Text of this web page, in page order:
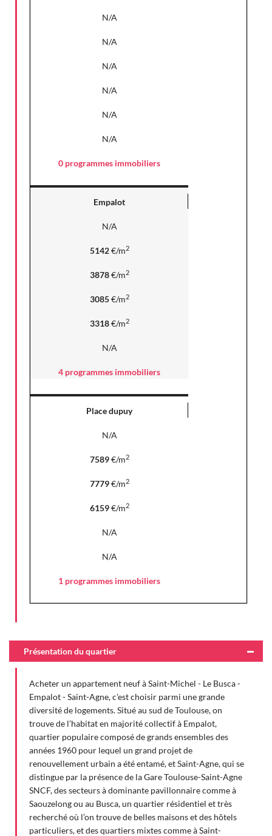
N/A
N/A
N/A
N/A
N/A
N/A
0 programmes immobiliers
Empalot
N/A
5142€/m2
3878€/m2
3085€/m2
3318€/m2
N/A
4 programmes immobiliers
Place dupuy
N/A
7589€/m2
7779€/m2
6159€/m2
N/A
N/A
1 programmes immobiliers
Présentation du quartier
Acheter un appartement neuf à Saint-Michel - Le Busca -
Empalot - Saint-Agne, c’est choisir parmi une grande
diversité de logements. Situé au sud de Toulouse, on
trouve de l’habitat en majorité collectif à Empalot,
quartier populaire composé de grands ensembles des
années 1960 pour lequel un grand projet de
renouvellement urbain a été entamé, et Saint-Agne, qui se
distingue par la présence de la Gare Toulouse-Saint-Agne
SNCF, des secteurs à dominante pavillonnaire comme à
Saouzelong ou au Busca, un quartier résidentiel et très
recherché où l’on trouve de belles maisons et des hôtels
particuliers, et des quartiers mixtes comme à Saint-